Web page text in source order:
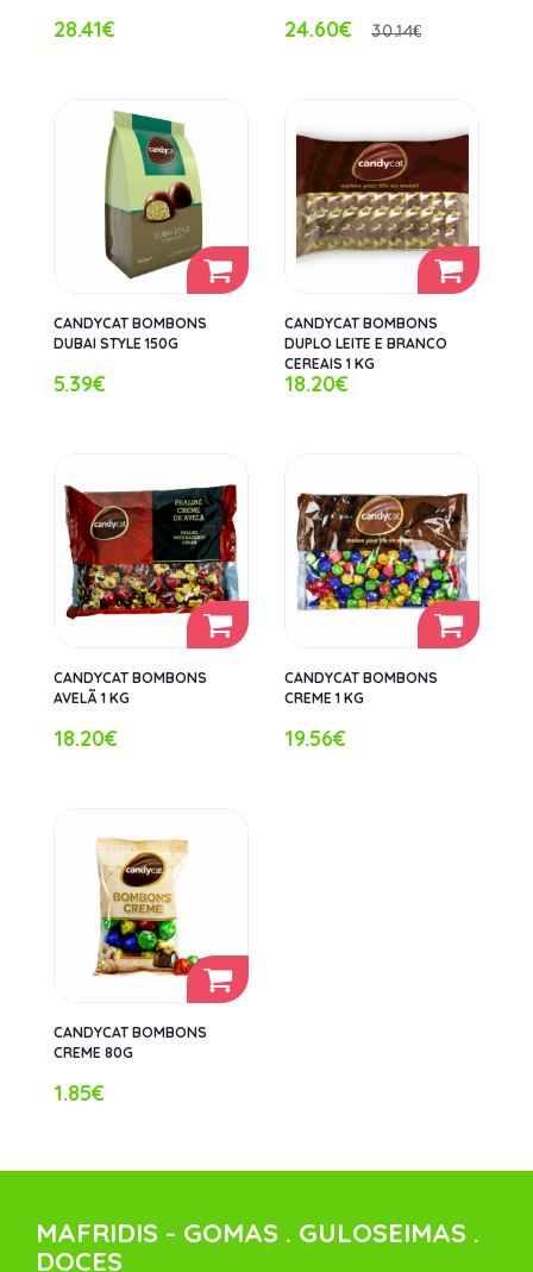
28.41€ 24.60€ 30.14€
CANDYCAT BOMBONS
DUBAI STYLE 150G
5.39€
CANDYCAT BOMBONS
DUPLO LEITE E BRANCO
CEREAIS 1 KG
18.20€
CANDYCAT BOMBONS
AVELÃ 1 KG
18.20€
CANDYCAT BOMBONS
CREME 1 KG
19.56€
CANDYCAT BOMBONS
CREME 80G
1.85€
MAFRIDIS - GOMAS . GULOSEIMAS .
DOCES